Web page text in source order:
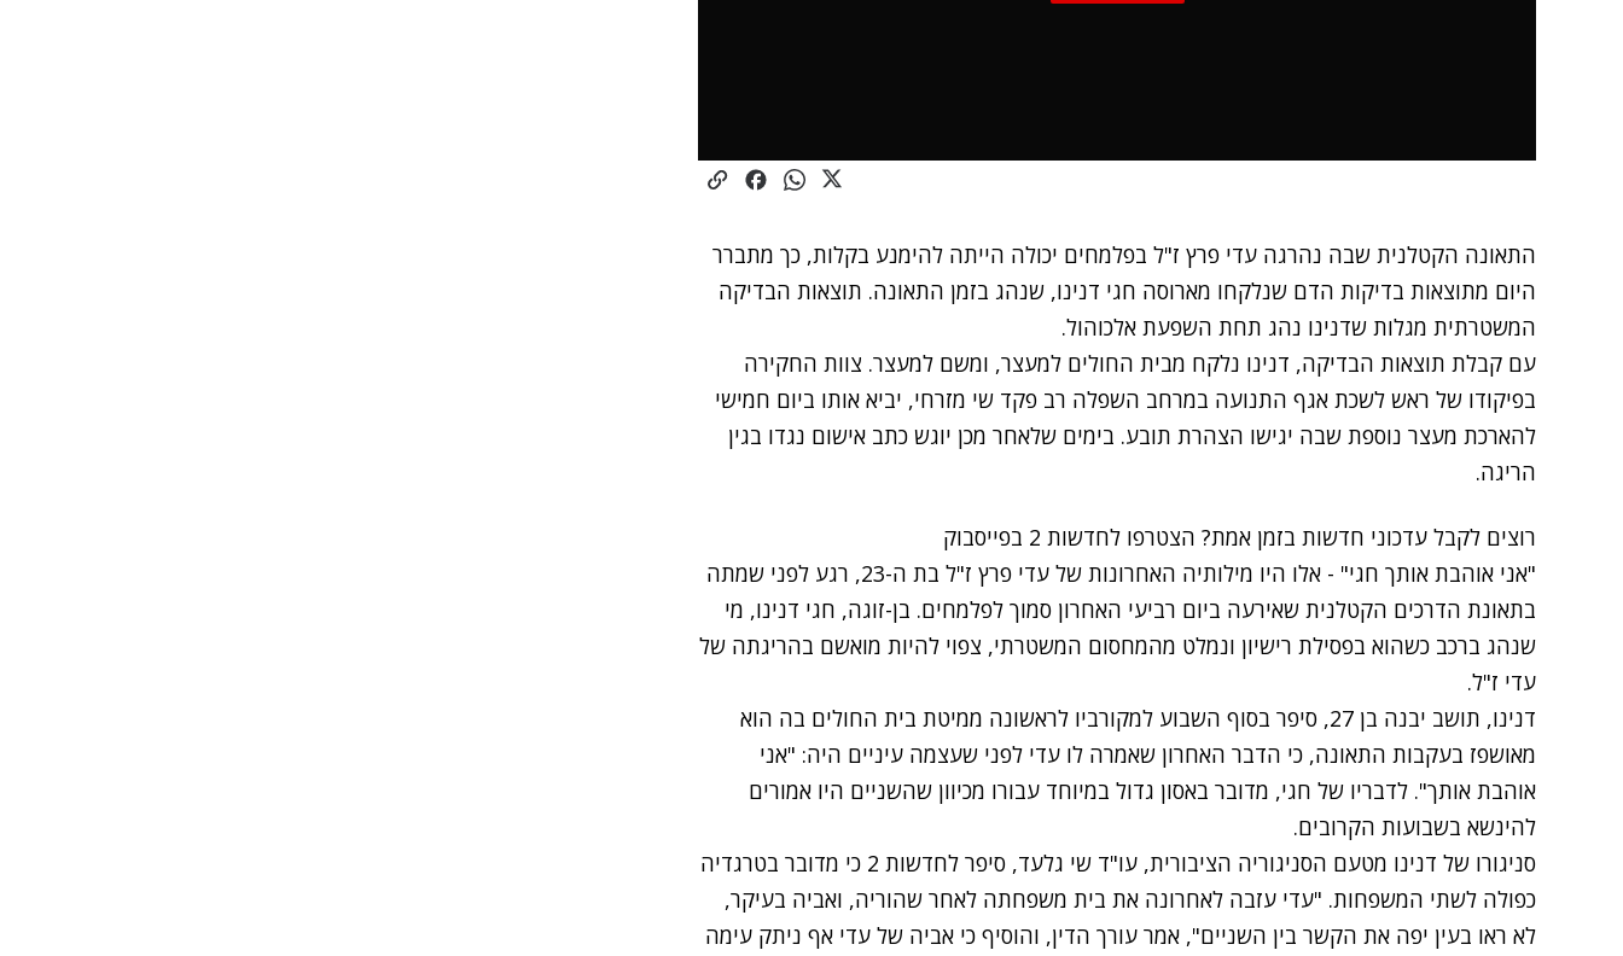
התאונה הקטלנית שבה נהרגה עדי פרץ ז"ל בפלמחים יכולה הייתה להימנע בקלות, כך מתברר
היום מתוצאות בדיקות הדם שנלקחו מארוסה חגי דנינו, שנהג בזמן התאונה. תוצאות הבדיקה
המשטרתית מגלות שדנינו נהג תחת השפעת אלכוהול.
עם קבלת תוצאות הבדיקה, דנינו נלקח מבית החולים למעצר, ומשם למעצר. צוות החקירה
בפיקודו של ראש לשכת אגף התנועה במרחב השפלה רב פקד שי מזרחי, יביא אותו ביום חמישי
להארכת מעצר נוספת שבה יגישו הצהרת תובע. בימים שלאחר מכן יוגש כתב אישום נגדו בגין
הריגה.
רוצים לקבל עדכוני חדשות בזמן אמת? הצטרפו לחדשות 2 בפייסבוק
"אני אוהבת אותך חגי" - אלו היו מילותיה האחרונות של עדי פרץ ז"ל בת ה-23, רגע לפני שמתה
בתאונת הדרכים הקטלנית שאירעה ביום רביעי האחרון סמוך לפלמחים. בן-זוגה, חגי דנינו, מי
שנהג ברכב כשהוא בפסילת רישיון ונמלט מהמחסום המשטרתי, צפוי להיות מואשם בהריגתה של
עדי ז"ל.
דנינו, תושב יבנה בן 27, סיפר בסוף השבוע למקורביו לראשונה ממיטת בית החולים בה הוא
מאושפז בעקבות התאונה, כי הדבר האחרון שאמרה לו עדי לפני שעצמה עיניים היה: "אני
אוהבת אותך". לדבריו של חגי, מדובר באסון גדול במיוחד עבורו מכיוון שהשניים היו אמורים
להינשא בשבועות הקרובים.
סניגורו של דנינו מטעם הסניגוריה הציבורית, עו"ד שי גלעד, סיפר לחדשות 2 כי מדובר בטרגדיה
כפולה לשתי המשפחות. "עדי עזבה לאחרונה את בית משפחתה לאחר שהוריה, ואביה בעיקר,
לא ראו בעין יפה את הקשר בין השניים", אמר עורך הדין, והוסיף כי אביה של עדי אף ניתק עימה